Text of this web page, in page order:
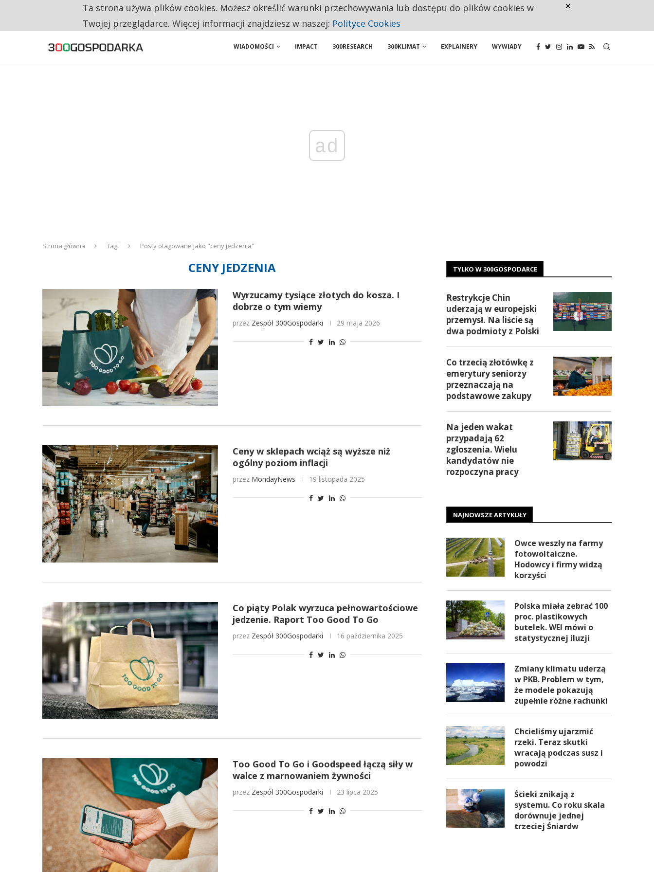
CO TRZECIĄ ZŁOTÓWKĘ Z EMERYTURY SENIORZY PRZEZNACZAJĄ NA PODSTAWOWE ZAKUPY
WIADOMOŚCI IMPACT 300RESEARCH 300KLIMAT EXPLAINERY WYWIADY
ad
Strona główna Tagi Posty otagowane jako "ceny jedzenia"
CENY JEDZENIA
Wyrzucamy tysiące złotych do kosza. I
dobrze o tym wiemy
przez Zespół 300Gospodarki 29 maja 2026
Ceny w sklepach wciąż są wyższe niż
ogólny poziom inflacji
przez MondayNews 19 listopada 2025
Co piąty Polak wyrzuca pełnowartościowe
jedzenie. Raport Too Good To Go
przez Zespół 300Gospodarki 16 października 2025
Too Good To Go i Goodspeed łączą siły w
walce z marnowaniem żywności
przez Zespół 300Gospodarki 23 lipca 2025
TYLKO W 300GOSPODARCE
Restrykcje Chin
uderzają w europejski
przemysł. Na liście są
dwa podmioty z Polski
Co trzecią złotówkę z
emerytury seniorzy
przeznaczają na
podstawowe zakupy
Na jeden wakat
przypadają 62
zgłoszenia. Wielu
kandydatów nie
rozpoczyna pracy
NAJNOWSZE ARTYKUŁY
Owce weszły na farmy
fotowoltaiczne.
Hodowcy i firmy widzą
korzyści
Polska miała zebrać 100
proc. plastikowych
butelek. WEI mówi o
statystycznej iluzji
Zmiany klimatu uderzą
w PKB. Problem w tym,
że modele pokazują
zupełnie różne rachunki
Chcieliśmy ujarzmić
rzeki. Teraz skutki
wracają podczas susz i
powodzi
Ścieki znikają z
systemu. Co roku skala
dorównuje jednej
trzeciej Śniardw
Ta strona używa plików cookies. Możesz określić warunki przechowywania lub dostępu do plików cookies w
Twojej przeglądarce. Więcej informacji znajdziesz w naszej: Polityce Cookies
×